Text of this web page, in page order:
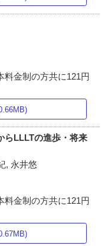
料金制の方共に121円
らLLLTの進歩・将来
, 永井悠
料金制の方共に121円